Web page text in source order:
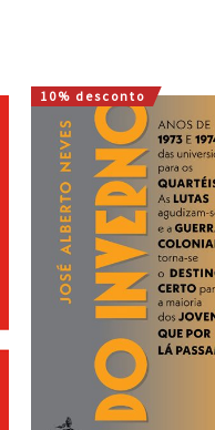
10% desconto
O
preço
original
era:
22,00 €.
O
preço
atual
é:
19,80 €.